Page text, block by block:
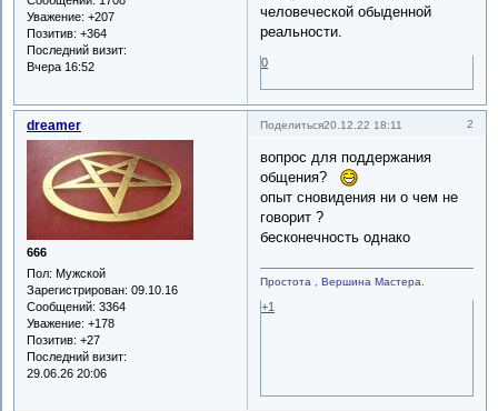
Уважение: +207
Позитив: +364
Последний визит:
Вчера 16:52
человеческой обыденной
реальности.
0
Поделиться 2
20.12.22 18:11
dreamer
666
Пол: Мужской
Зарегистрирован: 09.10.16
Сообщений: 3364
Уважение: +178
Позитив: +27
Последний визит:
29.06.26 20:06
вопрос для поддержания
общения?
опыт сновидения ни о чем не
говорит ?
бесконечность однако
Простота , Вершина Мастера.
+1